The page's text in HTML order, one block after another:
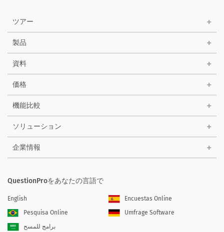
ツアー
製品
資料
価格
機能比較
ソリューション
企業情報
QuestionProをあなたの言語で
English
Encuestas Online
Pesquisa Online
Umfrage Software
برامج للمسح